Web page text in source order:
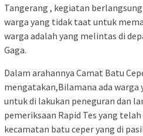
Tangerang , kegiatan
warga yang tidak taat untuk
warga adalah yang melintas di
Gaga.
Dalam arahannya Camat Batu
mengatakan,Bilamana ada
untuk di lakukan peneguran dan
pemeriksaan Rapid Tes yang
kecamatan batu ceper yang di